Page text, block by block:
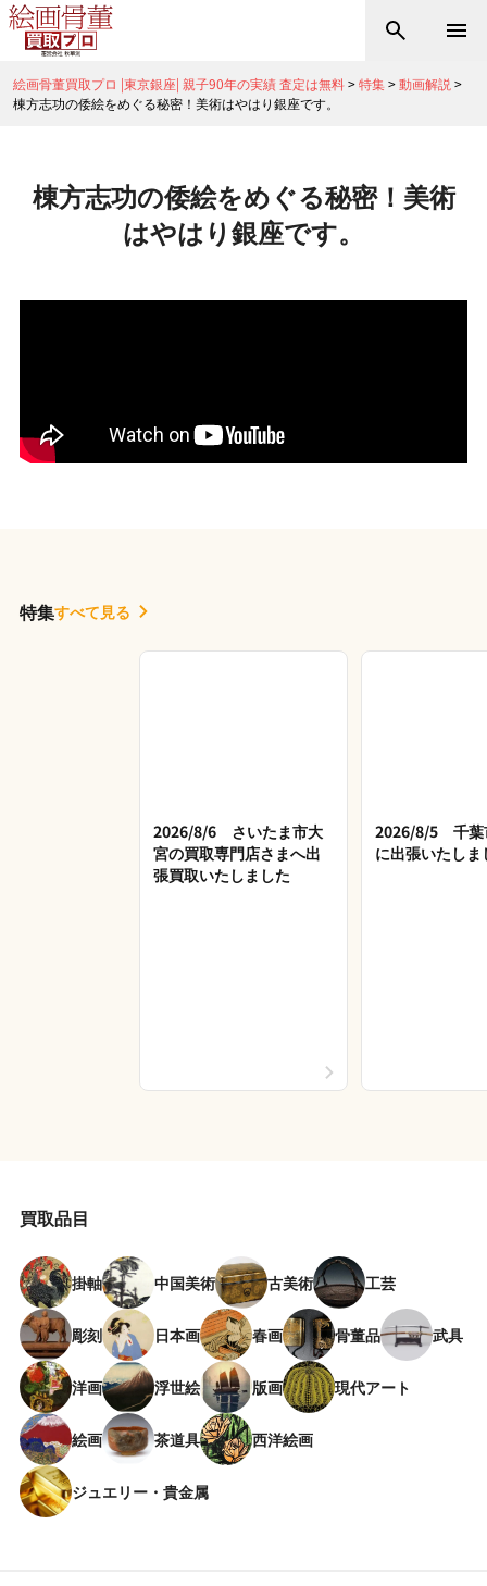
絵画骨董買取プロ |東京銀座| 親子90年の実績 査定は無料>特集>動画解説 >
棟方志功の倭絵をめぐる秘密！美術はやはり銀座です。
棟方志功の倭絵をめぐる秘密！美術
はやはり銀座です。
特集すべて見る
2026/8/6 さいたま市大
宮の買取専門店さまへ出
張買取いたしました
2026/8/5 千葉
に出張いたしま
買取品目
掛軸 中国美術 古美術 工芸
彫刻 日本画 春画 骨董品 武具
洋画 浮世絵 版画 現代アート
絵画 茶道具 西洋絵画
ジュエリー・貴金属